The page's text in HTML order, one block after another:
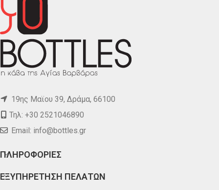
19ης Μαϊου 39, Δράμα, 66100
Τηλ: +30 2521046890
Email: info@bottles.gr
ΠΛΗΡΟΦΟΡΙΕΣ
ΕΞΥΠΗΡΕΤΗΣΗ ΠΕΛΑΤΩΝ